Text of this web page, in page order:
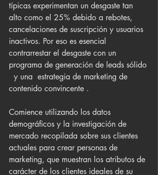
típicas experimentan un desgaste tan
alto como el 25% debido a rebotes,
cancelaciones de suscripción y usuarios
inactivos. Por eso es esencial
contrarrestar el desgaste con un
programa de generación de leads sólido
  y una  estrategia de marketing de
contenido convincente .
Comience utilizando los datos
demográficos y la investigación de
mercado recopilada sobre sus clientes
actuales para crear personas de
marketing, que muestran los atributos de
carácter de los clientes ideales de su